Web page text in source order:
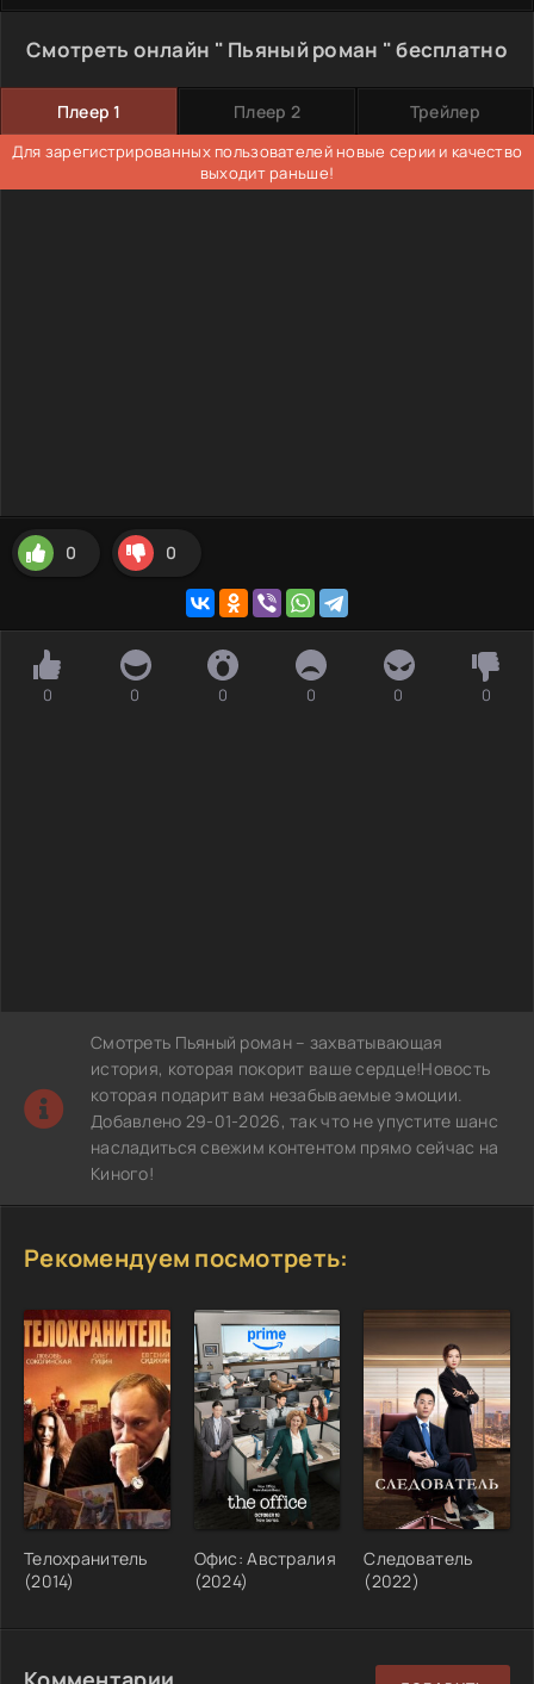
Смотреть онлайн " Пьяный роман " бесплатно
Плеер 1 Плеер 2 Трейлер
Для зарегистрированных пользователей новые серии и качество
выходит раньше!
0 0
0 0 0 0 0 0
Смотреть Пьяный роман – захватывающая
история, которая покорит ваше сердце!Новость
которая подарит вам незабываемые эмоции.
Добавлено 29-01-2026, так что не упустите шанс
насладиться свежим контентом прямо сейчас на
Киного!
Рекомендуем посмотреть:
Телохранитель
(2014)
Офис: Австралия
(2024)
Следователь
(2022)